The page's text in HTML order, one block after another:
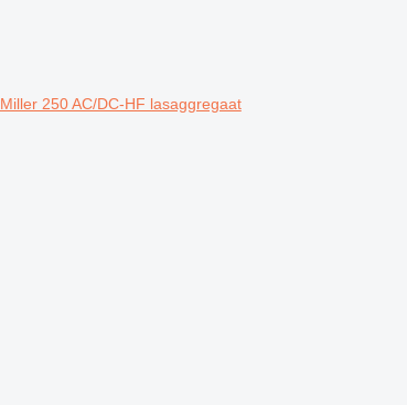
Miller 250 AC/DC-HF lasaggregaat